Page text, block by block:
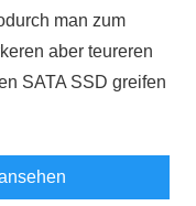
man zum
aber teureren
SATA SSD greifen